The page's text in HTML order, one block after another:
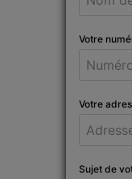
Votre
Votre
Sujet de